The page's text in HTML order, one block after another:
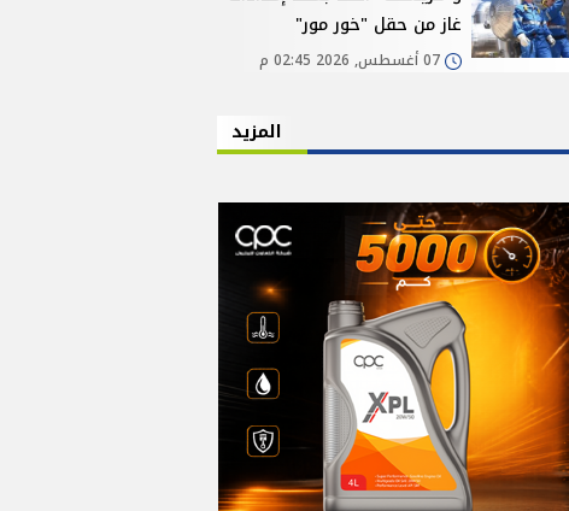
غاز من حقل "خور مور"
07 أغسطس, 2026 02:45 م
المزيد